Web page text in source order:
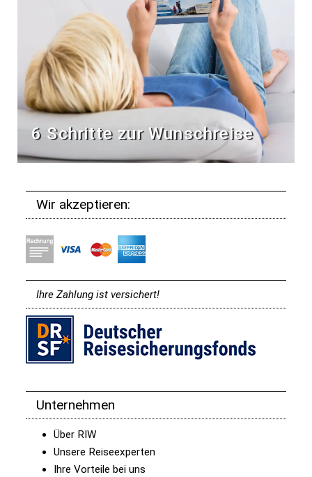
6 Schritte zur Wunschreise
Wir akzeptieren:
Ihre Zahlung ist versichert!
Unternehmen
Über RIW
Unsere Reiseexperten
Ihre Vorteile bei uns